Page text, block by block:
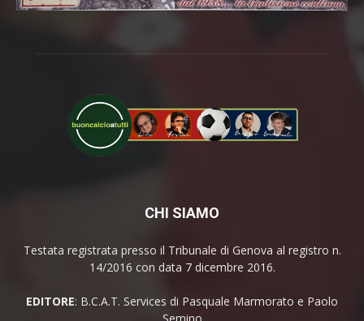
CHI SIAMO
Testata registrata presso il Tribunale di Genova al registro n.
14/2016 con data 7 dicembre 2016.
EDITORE: B.C.A.T. Services di Pasquale Marmorato e Paolo